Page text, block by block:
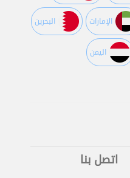
اﻹمارات البحرين
اليمن
اتصل بنا